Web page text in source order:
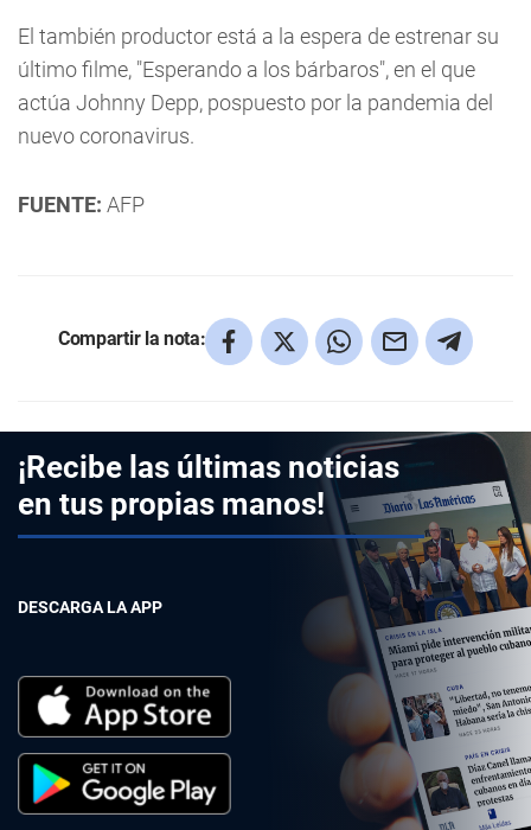
El también productor está a la espera de estrenar su
último filme, "Esperando a los bárbaros", en el que
actúa Johnny Depp, pospuesto por la pandemia del
nuevo coronavirus.
FUENTE: AFP
Compartir la nota:
¡Recibe las últimas noticias
en tus propias manos!
DESCARGA LA APP